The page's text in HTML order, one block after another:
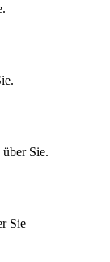
Sie.
Sie